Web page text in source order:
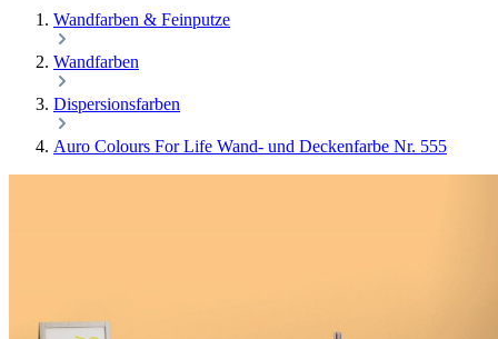
Wandfarben & Feinputze
Wandfarben
Dispersionsfarben
Auro Colours For Life Wand- und Deckenfarbe Nr. 555